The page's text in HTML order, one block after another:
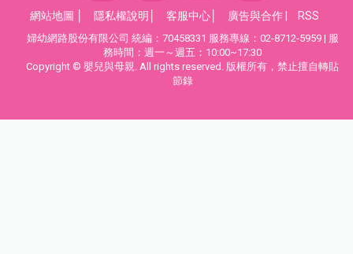
網站地圖 隱私權說明 客服中心 廣告與合作| RSS
婦幼網路股份有限公司 統編：70458331 服務專線：02-8712-5959 | 服
務時間：週一～週五：10:00~17:30
Copyright © 嬰兒與母親. All rights reserved. 版權所有，禁止擅自轉貼
節錄